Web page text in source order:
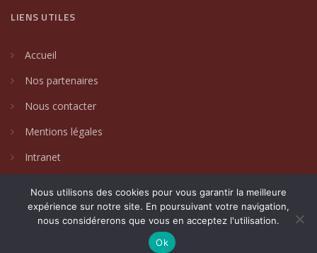
LIENS UTILES
Accueil
Nos partenaires
Nous contacter
Mentions légales
Intranet
2024 © Villages de caractère du Var. Un site créé parDAKIN
Communication Globale
Nous utilisons des cookies pour vous garantir la meilleure
expérience sur notre site. En poursuivant votre navigation,
nous considérerons que vous en acceptez l'utilisation.
Ok